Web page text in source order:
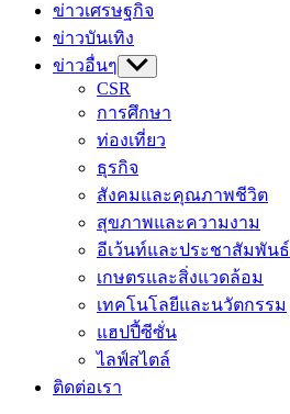
ข่าวเศรษฐกิจ
ข่าวบันเทิง
ข่าวอื่นๆ Show
sub
menu
CSR
การศึกษา
ท่องเที่ยว
ธุรกิจ
สังคมและคุณภาพชีวิต
สุขภาพและความงาม
อีเว้นท์และประชาสัมพันธ์
เกษตรและสิ่งแวดล้อม
เทคโนโลยีและนวัตกรรม
แฮปปี้ซีซั่น
ไลฟ์สไตล์
ติดต่อเรา